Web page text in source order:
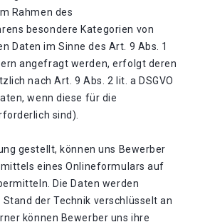
Rahmen des
besondere Kategorien von
Daten im Sinne des Art. 9 Abs. 1
angefragt werden, erfolgt deren
nach Art. 9 Abs. 2 lit. a DSGVO
wenn diese für die
sind).
gestellt, können uns Bewerber
eines Onlineformulars auf
Die Daten werden
der Technik verschlüsselt an
können Bewerber uns ihre